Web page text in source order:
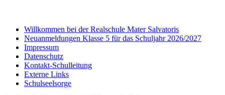
Willkommen bei der Realschule Mater Salvatoris
Neuanmeldungen Klasse 5 für das Schuljahr 2026/2027
Impressum
Datenschutz
Kontakt-Schulleitung
Externe Links
Schulseelsorge